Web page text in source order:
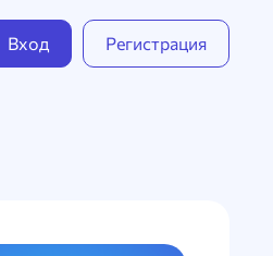
Вход Регистрация